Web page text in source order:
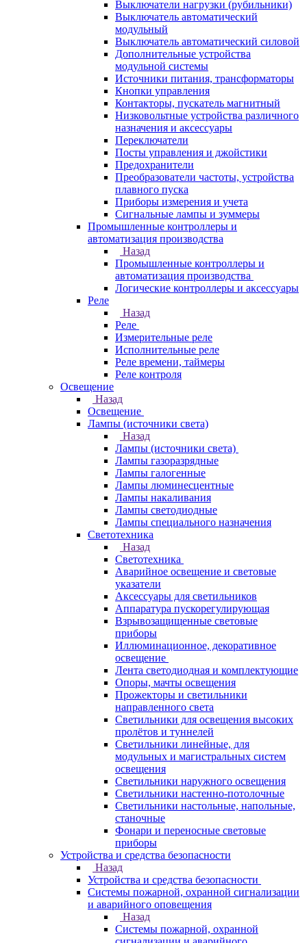
Выключатели нагрузки (рубильники)
Выключатель автоматический
модульный
Выключатель автоматический силовой
Дополнительные устройства
модульной системы
Источники питания, трансформаторы
Кнопки управления
Контакторы, пускатель магнитный
Низковольтные устройства различного
назначения и аксессуары
Переключатели
Посты управления и джойстики
Предохранители
Преобразователи частоты, устройства
плавного пуска
Приборы измерения и учета
Сигнальные лампы и зуммеры
Промышленные контроллеры и
автоматизация производства
Назад
Промышленные контроллеры и
автоматизация производства
Логические контроллеры и аксессуары
Реле
Назад
Реле
Измерительные реле
Исполнительные реле
Реле времени, таймеры
Реле контроля
Освещение
Назад
Освещение
Лампы (источники света)
Назад
Лампы (источники света)
Лампы газоразрядные
Лампы галогенные
Лампы люминесцентные
Лампы накаливания
Лампы светодиодные
Лампы специального назначения
Светотехника
Назад
Светотехника
Аварийное освещение и световые
указатели
Аксессуары для светильников
Аппаратура пускорегулирующая
Взрывозащищенные световые
приборы
Иллюминационное, декоративное
освещение
Лента светодиодная и комплектующие
Опоры, мачты освещения
Прожекторы и светильники
направленного света
Светильники для освещения высоких
пролётов и туннелей
Светильники линейные, для
модульных и магистральных систем
освещения
Светильники наружного освещения
Светильники настенно-потолочные
Светильники настольные, напольные,
станочные
Фонари и переносные световые
приборы
Устройства и средства безопасности
Назад
Устройства и средства безопасности
Системы пожарной, охранной сигнализации
и аварийного оповещения
Назад
Системы пожарной, охранной